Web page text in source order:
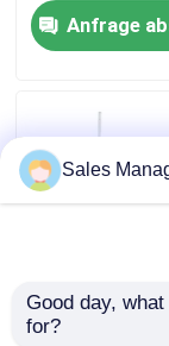
Fabrik Tour
Referenzen
LWL -
LWL - Kabel-
Anfrage
Stahldraht
Sales
Good day,
for?